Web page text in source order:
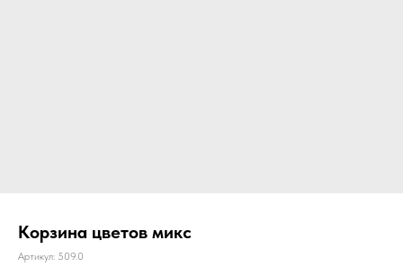
Корзина цветов микс
Артикул: 509.0